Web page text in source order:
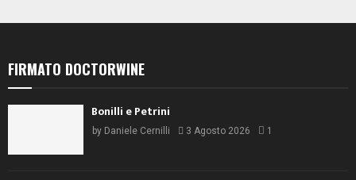
FIRMATO DOCTORWINE
Bonilli e Petrini
by Daniele Cernilli 3 Agosto 2026 1